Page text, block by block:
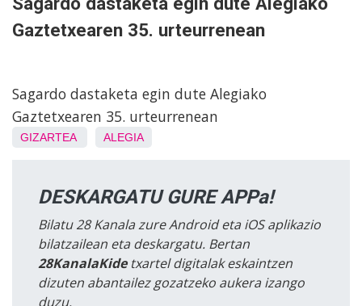
Gaztetxearen 35. urteurrenean
Sagardo dastaketa egin dute Alegiako
Gaztetxearen 35. urteurrenean
GIZARTEA ALEGIA
DESKARGATU GURE APPa!
Bilatu 28 Kanala zure Android eta iOS aplikazio
bilatzailean eta deskargatu. Bertan
28KanalaKidetxartel digitalak eskaintzen
dizuten abantailez gozatzeko aukera izango
duzu.